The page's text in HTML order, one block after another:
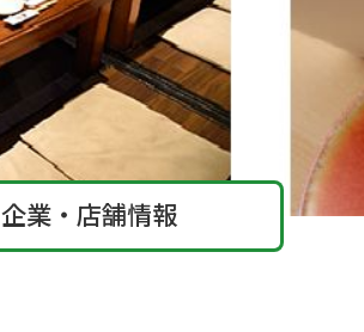
企業・店舗情報